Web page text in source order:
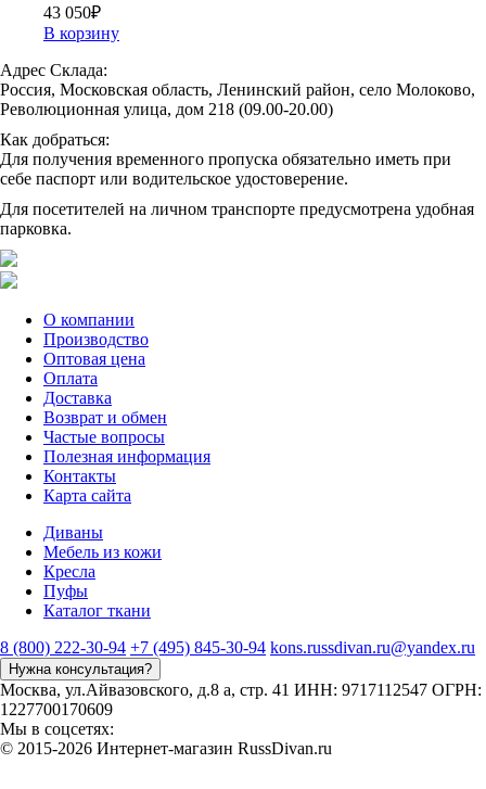
43 050₽
В корзину
Адрес Склада:
Россия, Московская область, Ленинский район, село Молоково,
Революционная улица, дом 218 (09.00-20.00)
Как добраться:
Для получения временного пропуска обязательно иметь при
себе паспорт или водительское удостоверение.
Для посетителей на личном транспорте предусмотрена удобная
парковка.
О компании
Производство
Оптовая цена
Оплата
Доставка
Возврат и обмен
Частые вопросы
Полезная информация
Контакты
Карта сайта
Диваны
Мебель из кожи
Кресла
Пуфы
Каталог ткани
8 (800) 222-30-94 +7 (495) 845-30-94 kons.russdivan.ru@yandex.ru
Нужна консультация?
Москва, ул.Айвазовского, д.8 а, стр. 41 ИНН: 9717112547 ОГРН:
1227700170609
Мы в соцсетях:
© 2015-2026 Интернет-магазин RussDivan.ru